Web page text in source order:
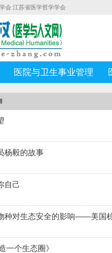
会 江苏省医学哲学学会
医院与卫生事业管理
杨毅的故事
自己
种对生态安全的影响——美国
一个生态圈》